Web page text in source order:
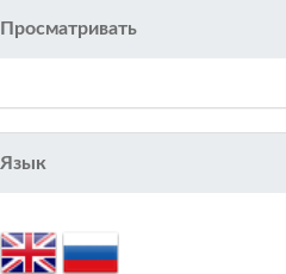
Просматривать
Язык